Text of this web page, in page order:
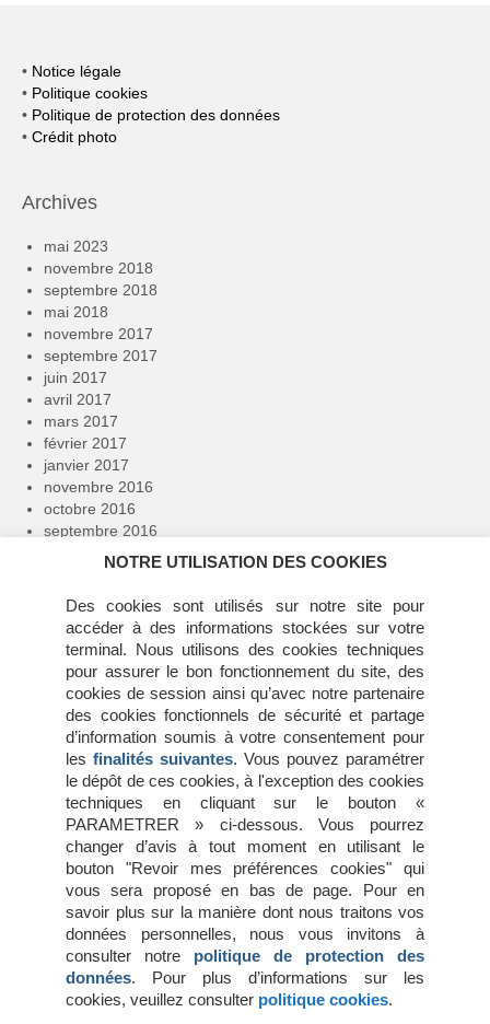
• Notice légale
• Politique cookies
• Politique de protection des données
• Crédit photo
Archives
mai 2023
novembre 2018
septembre 2018
mai 2018
novembre 2017
septembre 2017
juin 2017
avril 2017
mars 2017
février 2017
janvier 2017
novembre 2016
octobre 2016
septembre 2016
avril 2016
janvier 2016
décembre 2015
novembre 2015
juin 2015
mai 2015
avril 2015
mars 2015
février 2015
janvier 2015
octobre 2014
Connexion
Flux des publications
Flux des commentaires
Site de WordPress-FR
NOTRE UTILISATION DES COOKIES
Des cookies sont utilisés sur notre site pour
accéder à des informations stockées sur votre
terminal. Nous utilisons des cookies techniques
pour assurer le bon fonctionnement du site, des
cookies de session ainsi qu’avec notre partenaire
des cookies fonctionnels de sécurité et partage
d’information soumis à votre consentement pour
les finalités suivantes. Vous pouvez paramétrer
le dépôt de ces cookies, à l'exception des cookies
techniques en cliquant sur le bouton «
PARAMETRER » ci-dessous. Vous pourrez
changer d’avis à tout moment en utilisant le
bouton "Revoir mes préférences cookies" qui
vous sera proposé en bas de page. Pour en
savoir plus sur la manière dont nous traitons vos
données personnelles, nous vous invitons à
consulter notre politique de protection des
données. Pour plus d’informations sur les
cookies, veuillez consulter politique cookies.